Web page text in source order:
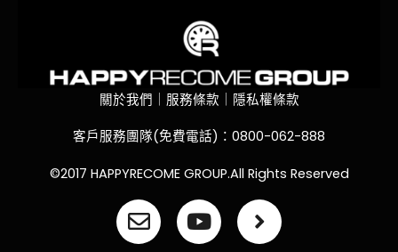
關於我們｜服務條款｜隱私權條款
客戶服務團隊(免費電話)：0800-062-888
©2017 HAPPYRECOME GROUP.All Rights Reserved
E
n
Y
o
A
n